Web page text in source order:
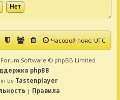
Часовой пояс:UTC
Software © phpBB Limited
phpBB
by Tastenplayer
| Правила